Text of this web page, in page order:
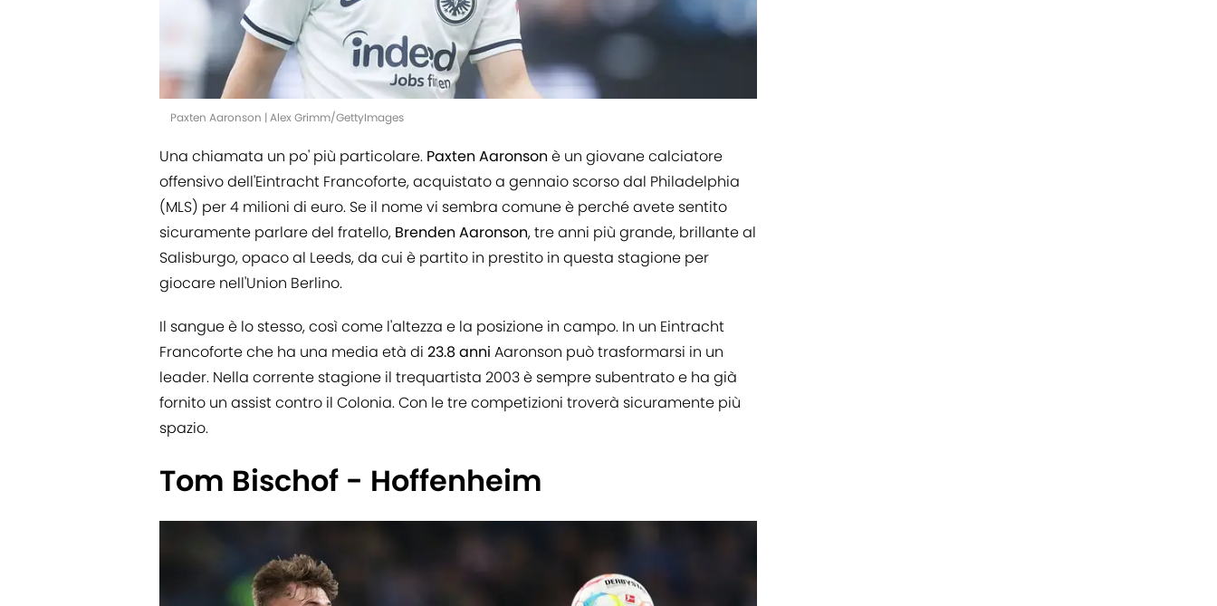
Paxten Aaronson | Alex Grimm/GettyImages
Una chiamata un po' più particolare. Paxten Aaronson è un giovane calciatore
offensivo dell'Eintracht Francoforte, acquistato a gennaio scorso dal Philadelphia
(MLS) per 4 milioni di euro. Se il nome vi sembra comune è perché avete sentito
sicuramente parlare del fratello, Brenden Aaronson, tre anni più grande, brillante al
Salisburgo, opaco al Leeds, da cui è partito in prestito in questa stagione per
giocare nell'Union Berlino.
Il sangue è lo stesso, così come l'altezza e la posizione in campo. In un Eintracht
Francoforte che ha una media età di 23.8 anni Aaronson può trasformarsi in un
leader. Nella corrente stagione il trequartista 2003 è sempre subentrato e ha già
fornito un assist contro il Colonia. Con le tre competizioni troverà sicuramente più
spazio.
Tom Bischof - Hoffenheim